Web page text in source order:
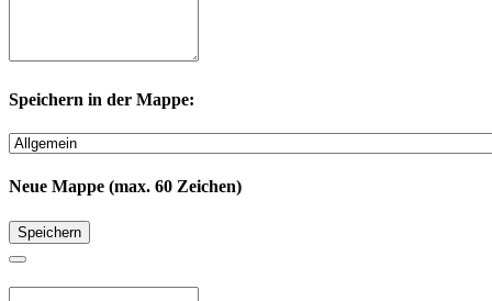
Speichern in der Mappe:
Neue Mappe (max. 60 Zeichen)
Speichern